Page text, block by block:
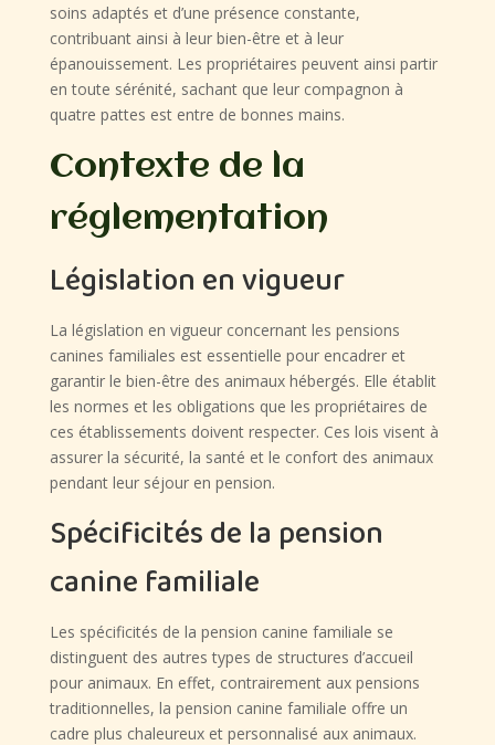
soins adaptés et d’une présence constante,
contribuant ainsi à leur bien-être et à leur
épanouissement. Les propriétaires peuvent ainsi partir
en toute sérénité, sachant que leur compagnon à
quatre pattes est entre de bonnes mains.
Contexte de la
réglementation
Législation en vigueur
La législation en vigueur concernant les pensions
canines familiales est essentielle pour encadrer et
garantir le bien-être des animaux hébergés. Elle établit
les normes et les obligations que les propriétaires de
ces établissements doivent respecter. Ces lois visent à
assurer la sécurité, la santé et le confort des animaux
pendant leur séjour en pension.
Spécificités de la pension
canine familiale
Les spécificités de la pension canine familiale se
distinguent des autres types de structures d’accueil
pour animaux. En effet, contrairement aux pensions
traditionnelles, la pension canine familiale offre un
cadre plus chaleureux et personnalisé aux animaux.